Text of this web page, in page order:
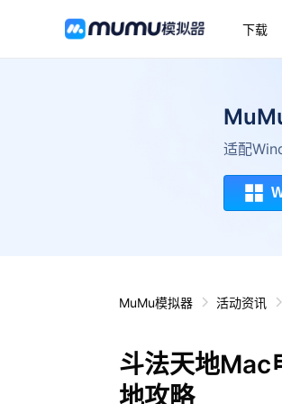
下载
适配
MuMu模拟器 活动资讯
斗法天地Mac
地攻略